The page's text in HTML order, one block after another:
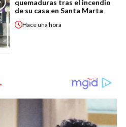
quemaduras tras el incendio
de su casa en Santa Marta
Haceuna hora